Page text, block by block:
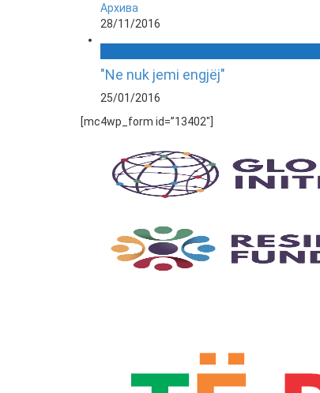
Архива
28/11/2016
"Ne nuk jemi engjëj"
25/01/2016
[mc4wp_form id=”13402″]